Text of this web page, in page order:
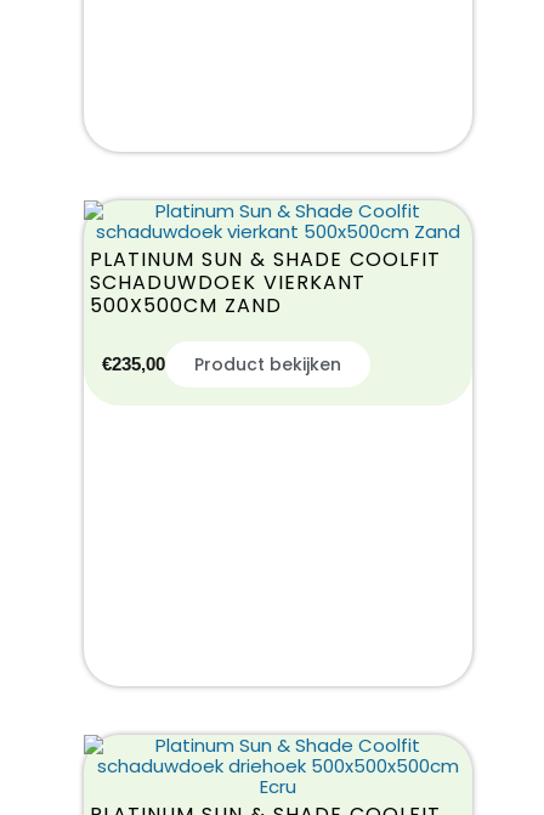
PLATINUM SUN & SHADE COOLFIT
SCHADUWDOEK VIERKANT
500X500CM ZAND
€235,00 Product bekijken